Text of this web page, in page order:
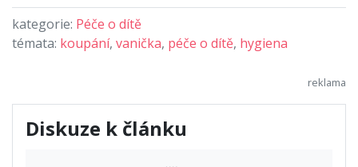
kategorie: Péče o dítě
témata: koupání, vanička, péče o dítě, hygiena
Diskuze k článku